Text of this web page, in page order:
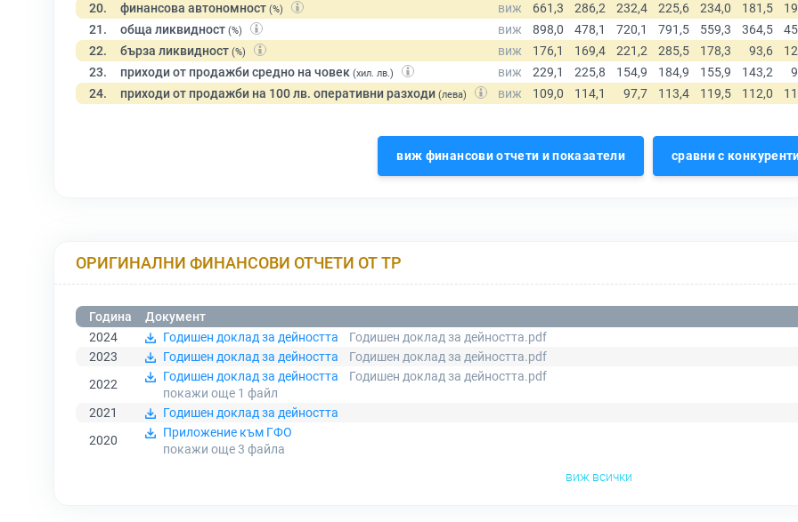
20. финансова автономност (%)
21. обща ликвидност (%)
22. бърза ликвидност (%)
23. приходи от продажби средно на човек (хил. лв.)
24. приходи от продажби на 100 лв. оперативни разходи (лева)
виж финансови отчети и показатели сравни с
ОРИГИНАЛНИ ФИНАНСОВИ ОТЧЕТИ ОТ ТР
Година
Документ
2024
Годишен доклад за дейността
Годишен доклад за дейността.pdf
2023
Годишен доклад за дейността
Годишен доклад за дейността.pdf
2022
Годишен доклад за дейността
Годишен доклад за дейността.pdf
покажи още 1 файл
2021
Годишен доклад за дейността
2020
Приложение към ГФО
покажи още 3 файла
виж всички